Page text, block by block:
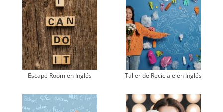
Escape Room en Inglés Taller de Reciclaje en Inglés